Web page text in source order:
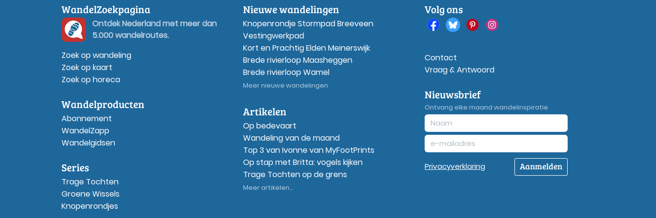
WandelZoekpagina
Ontdek Nederland met meer dan
5.000 wandelroutes.
Zoek op wandeling
Zoek op kaart
Zoek op horeca
Wandelproducten
Abonnement
WandelZapp
Wandelgidsen
Series
Trage Tochten
Groene Wissels
Knopenrondjes
Nieuwe wandelingen
Knopenrondje Stormpad Breeveen
Vestingwerkpad
Kort en Prachtig Elden Meinerswijk
Brede rivierloop Maasheggen
Brede rivierloop Wamel
Meer nieuwe wandelingen
Artikelen
Op bedevaart
Wandeling van de maand
Top 3 van Ivonne van MyFootPrints
Op stap met Britta: vogels kijken
Trage Tochten op de grens
Meer artikelen...
Volg ons
Contact
Vraag & Antwoord
Nieuwsbrief
Ontvang elke maand wandelinspiratie
Privacyverklaring Aanmelden